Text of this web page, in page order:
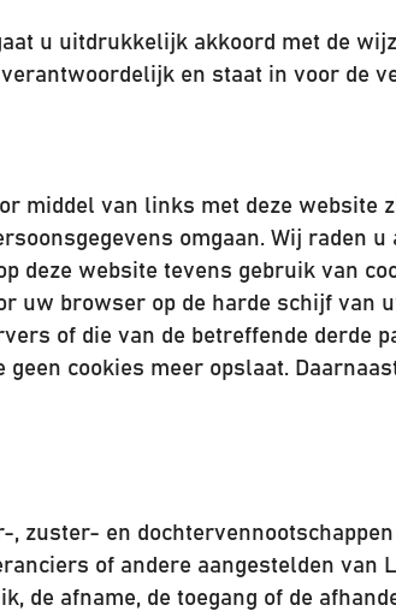
u uitdrukkelijk akkoord met de
en staat in voor de
middel van links met deze website
omgaan. Wij raden
website tevens gebruik van
uw browser op de harde schijf van
of die van de betreffende derde
cookies meer opslaat.
zuster- en
of andere aangestelden van
de afname, de toegang of de